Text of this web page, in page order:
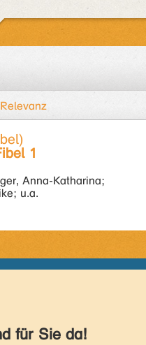
1
Anna-Katharina;
u.a.